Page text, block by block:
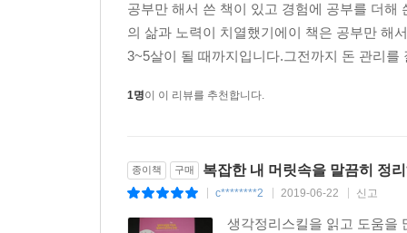
공부만 해서 쓴 책이 있고 경험에 공부를 더
의 삶과 노력이 치열했기에이 책은 공부만 해
3~5살이 될 때까지입니다.그전까지 돈 관리
1명이 이 리뷰를 추천합니다.
종이책 구매 복잡한 내 머릿속을 말끔히 정
c********2 2019-06-22 신고
생각정리스킬을 읽고 도움을